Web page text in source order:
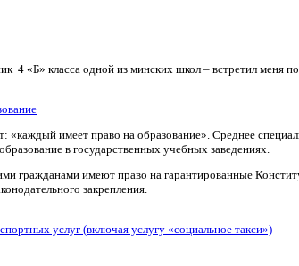
4 «Б» класса одной из минских школ – встретил меня
«каждый имеет право на образование». Среднее
в государственных учебных заведениях.
гражданами имеют право на гарантированные
закрепления.
услуг (включая услугу «социальное такси»)